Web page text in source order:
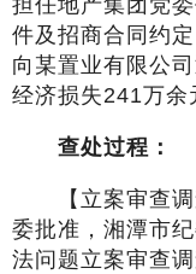
担任地产集团党
件及招商合同约
向某置业有限公
经济损失241万余
查处过程：
【立案审查调
委批准，湘潭市
法问题立案审查